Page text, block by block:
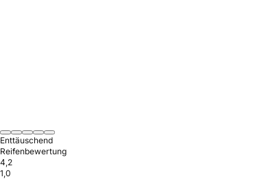
Enttäuschend
Reifenbewertung
4,2
1,0